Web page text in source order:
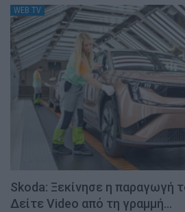
WEB TV
Skoda: Ξεκίνησε η παραγωγή
Δείτε Video από τη γραμμή…